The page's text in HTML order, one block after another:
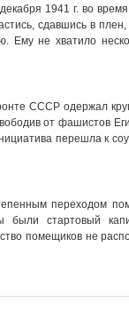
1941 г. во
сдавшись в
Ему не хватило
СССР одержал
от фашистов
перешла к
переходом
были стартовый
помещиков не